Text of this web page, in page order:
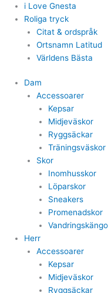
i Love Gnesta
Roliga tryck
Citat & ordspråk
Ortsnamn Latitud
Världens Bästa
Dam
Accessoarer
Kepsar
Midjeväskor
Ryggsäckar
Träningsväskor
Skor
Inomhusskor
Löparskor
Sneakers
Promenadskor
Herr
Accessoarer
Kepsar
Midjeväskor
Ryggsäckar